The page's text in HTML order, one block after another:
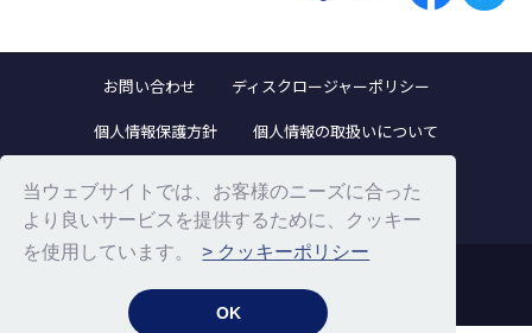
当ウェブサイトでは、お客様のニーズに合った
を使用しています。
> クッキーポリシー
OK
お問い合わせ
ディスクロージャーポリシー
個人情報保護方針
個人情報の取扱いについて
サイトマップ
© S-Pool, Inc. All Rights Reserved.